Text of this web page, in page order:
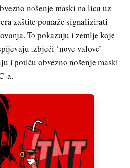
nošenje maski na licu uz
zaštite pomaže signalizirati
To pokazuju i zemlje koje
izbjeći ‘nove valove’
i potiču obvezno nošenje maski
a.